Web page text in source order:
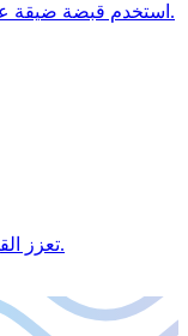
استخدم قبضة ضيقة على البار لاستهداف الترايسبس والصدر.
تعزز القوة الأساسية وتحسن من توازن الجسم.